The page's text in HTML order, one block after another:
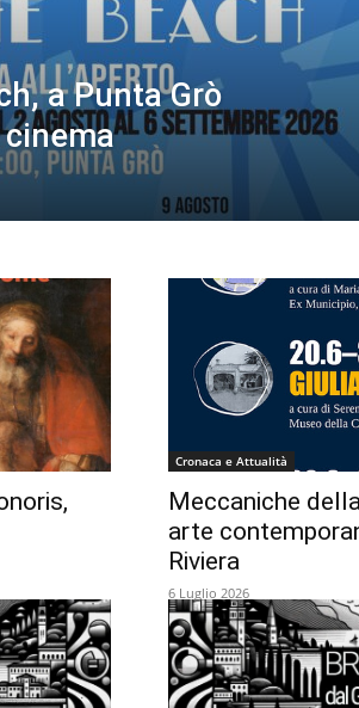
a Punta Grò
Cronaca e Attualità
Meccaniche
arte
Riviera
6 Luglio 2026